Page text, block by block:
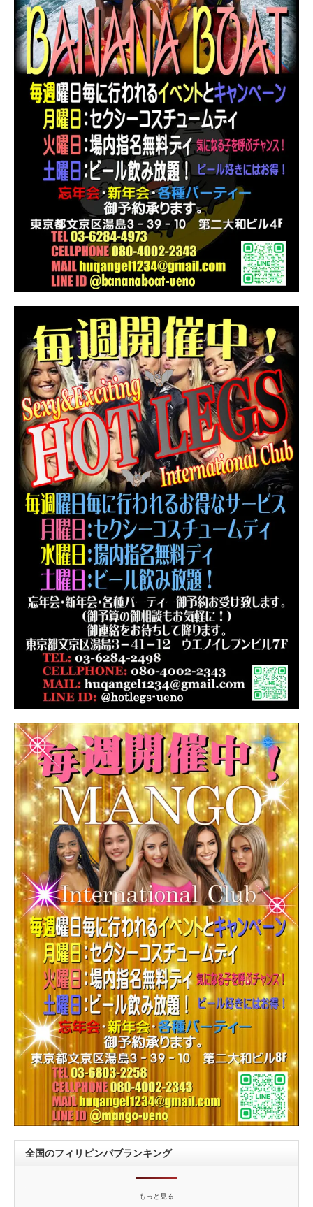
全国のフィリピンパブランキング
もっと見る